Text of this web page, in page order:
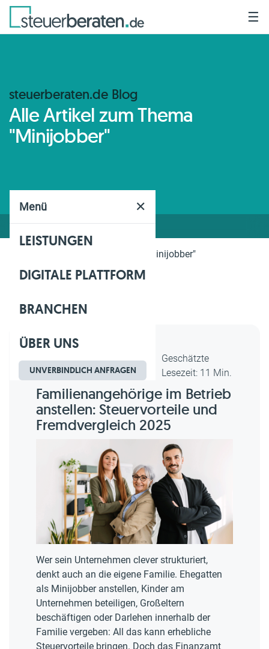
Menü ✕
LEISTUNGEN
DIGITALE PLATTFORM
BRANCHEN
ÜBER UNS
UNVERBINDLICH ANFRAGEN
☰
steuerberaten.de Blog
Alle Artikel zum Thema
"Minijobber"
"Minijobber"
Dipl.-Kfm. Christian Gebert,
erstellt am 29.04.2026
Geschätzte
Lesezeit: 11 Min.
Familienangehörige im Betrieb
anstellen: Steuervorteile und
Fremdvergleich 2025
Wer sein Unternehmen clever strukturiert,
denkt auch an die eigene Familie. Ehegatten
als Minijobber anstellen, Kinder am
Unternehmen beteiligen, Großeltern
beschäftigen oder Darlehen innerhalb der
Familie vergeben: All das kann erhebliche
Steuervorteile bringen. Doch das Finanzamt